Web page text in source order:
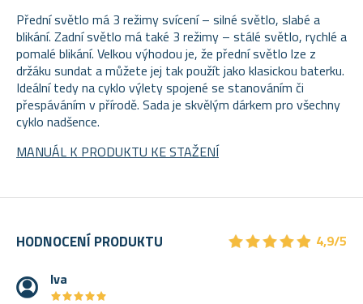
Přední světlo má 3 režimy svícení – silné světlo, slabé a
blikání. Zadní světlo má také 3 režimy – stálé světlo, rychlé a
pomalé blikání. Velkou výhodou je, že přední světlo lze z
držáku sundat a můžete jej tak použít jako klasickou baterku.
Ideální tedy na cyklo výlety spojené se stanováním či
přespáváním v přírodě. Sada je skvělým dárkem pro všechny
cyklo nadšence.
MANUÁL K PRODUKTU KE STAŽENÍ
HODNOCENÍ PRODUKTU ★★★★★
★★★★★ 4,9/5
Iva
★★★★★
★★★★★